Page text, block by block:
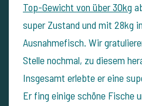
Top-Gewicht von über 30kg
super Zustand und mit 28kg
Ausnahmefisch. Wir
Stelle nochmal, zu diesem
Insgesamt erlebte er eine
Er fing einige schöne Fische